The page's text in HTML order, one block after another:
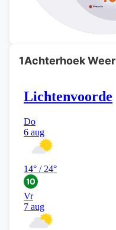
1Achterhoek Weer